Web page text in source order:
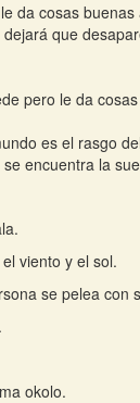
da cosas buenas
que
pero le da
es el rasgo
encuentra la
viento y el sol.
se pelea con
okolo.